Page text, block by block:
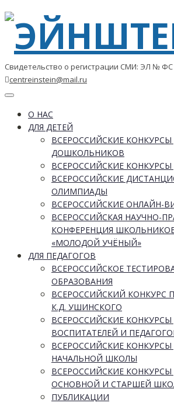
Свидетельство о регистрации СМИ: ЭЛ № ФС
centreinstein@mail.ru
Toggle
О НАС
ДЛЯ ДЕТЕЙ
ВСЕРОССИЙСКИЕ КОНКУРСЫ
ДОШКОЛЬНИКОВ
ВСЕРОССИЙСКИЕ
ВСЕРОССИЙСКИЕ
ОЛИМПИАДЫ
ВСЕРОССИЙСКИЕ ОНЛАЙН-
ВСЕРОССИЙСКАЯ НАУЧНО-
КОНФЕРЕНЦИЯ
«МОЛОДОЙ УЧЁНЫЙ»
ДЛЯ ПЕДАГОГОВ
ВСЕРОССИЙСКОЕ
ОБРАЗОВАНИЯ
ВСЕРОССИЙСКИЙ КОНКУРС
К.Д. УШИНСКОГО
ВСЕРОССИЙСКИЕ КОНКУРСЫ
ВОСПИТАТЕЛЕЙ И
ВСЕРОССИЙСКИЕ КОНКУРСЫ
НАЧАЛЬНОЙ ШКОЛЫ
ВСЕРОССИЙСКИЕ КОНКУРСЫ
ОСНОВНОЙ И СТАРШЕЙ
ПУБЛИКАЦИИ